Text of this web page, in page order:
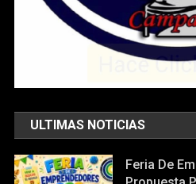
ULTIMAS NOTICIAS
Feria De